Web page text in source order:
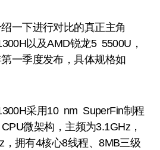
下进行对比的真正主角
以及AMD锐龙5 5500U，
一季度发布，具体规格如
采用10 nm SuperFin制程
微架构，主频为3.1GHz，
，拥有4核心8线程、8MB三级